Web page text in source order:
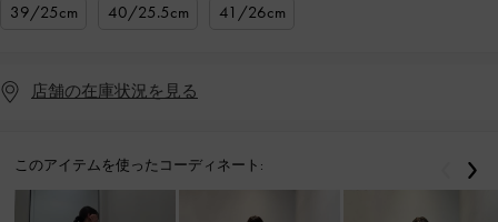
39/25cm 40/25.5cm 41/26cm
店舗の在庫状況を見る
このアイテムを使ったコーディネート: 戻る